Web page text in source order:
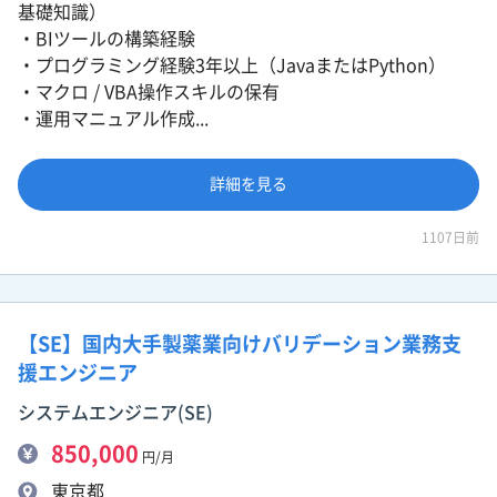
基礎知識）
・BIツールの構築経験
・プログラミング経験3年以上（JavaまたはPython）
・マクロ / VBA操作スキルの保有
・運用マニュアル作成...
詳細を見る
1107日前
【SE】国内大手製薬業向けバリデーション業務支
援エンジニア
システムエンジニア(SE)
850,000 円/月
東京都